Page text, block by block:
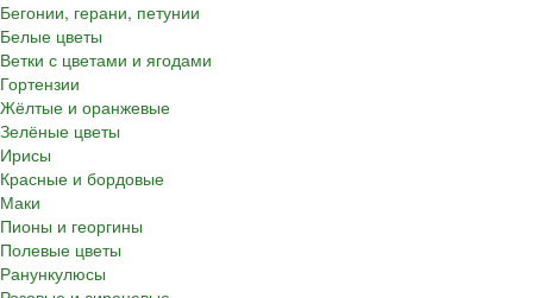
Бегонии, герани, петунии
Белые цветы
Ветки с цветами и ягодами
Гортензии
Жёлтые и оранжевые
Зелёные цветы
Ирисы
Красные и бордовые
Маки
Пионы и георгины
Полевые цветы
Ранункулюсы